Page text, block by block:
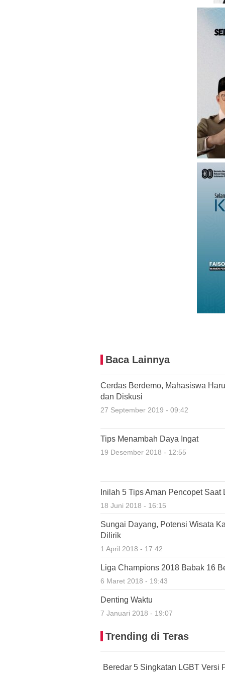
Baca Lainnya
Cerdas Berdemo, Mahasiswa
dan Diskusi
27 September 2019 - 09:42
Tips Menambah Daya Ingat
19 Desember 2018 - 12:55
Inilah 5 Tips Aman Pencopet Saat
18 Juni 2018 - 16:15
Sungai Dayang, Potensi Wisata
Dilirik
1 April 2018 - 17:42
Liga Champions 2018 Babak 16
6 Maret 2018 - 19:43
Denting Waktu
7 Januari 2018 - 19:07
Trending di Teras
Beredar 5 Singkatan LGBT Versi